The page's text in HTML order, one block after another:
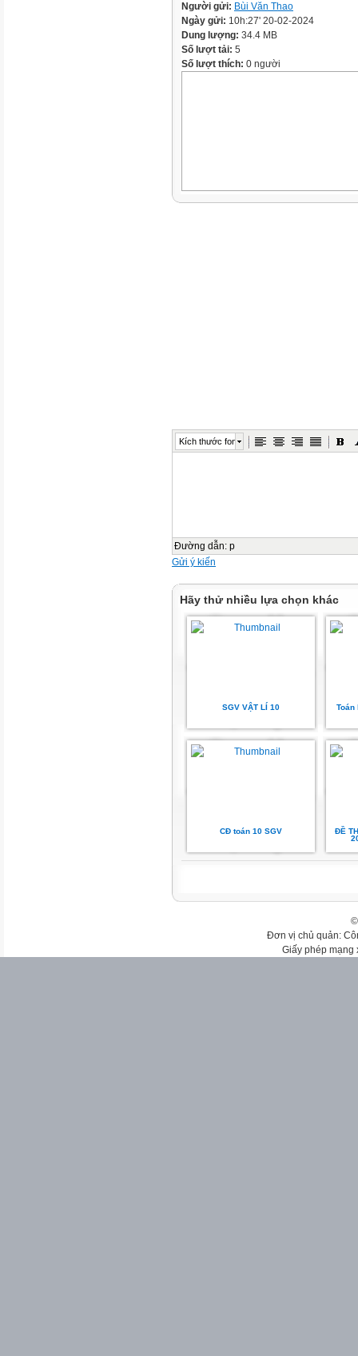
Người gửi: Bùi Văn Thao
Ngày gửi: 10h:27' 20-02-2024
Dung lượng: 34.4 MB
Số lượt tải: 5
Số lượt thích: 0 người
Kích thước font
Đường dẫn: p
Gửi ý kiến
Hãy thử nhiều lựa chọn khác
SGV VẬT LÍ 10 Toán
CĐ toán 10 SGV
ĐỀ
Đơn vị chủ quản:
Giấy phép mạng